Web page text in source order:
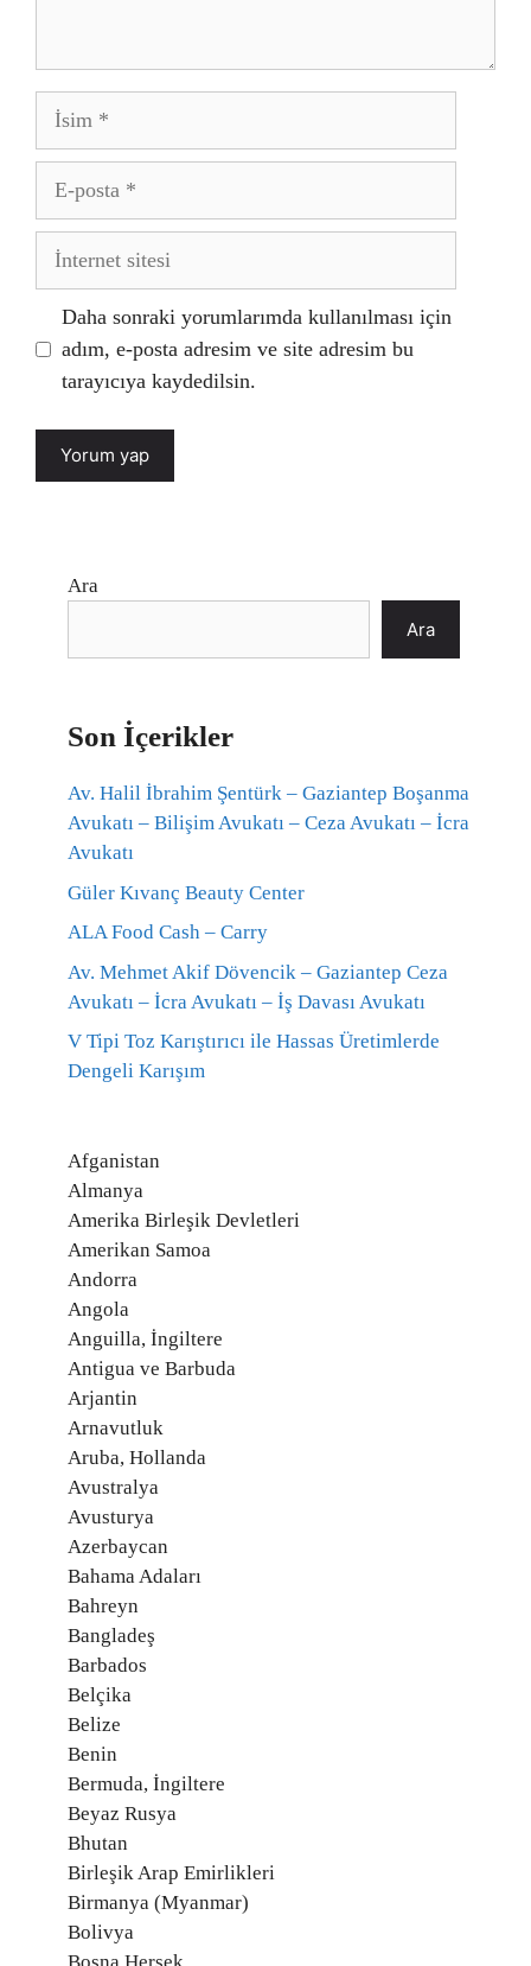
İsim
posta
İnternet
Daha sonraki yorumlarımda kullanılması için
adım, e-posta adresim ve site adresim bu
tarayıcıya kaydedilsin.
Ara
Ara
Son İçerikler
Av. Halil İbrahim Şentürk – Gaziantep Boşanma
Avukatı – Bilişim Avukatı – Ceza Avukatı – İcra
Avukatı
Güler Kıvanç Beauty Center
ALA Food Cash – Carry
Av. Mehmet Akif Dövencik – Gaziantep Ceza
Avukatı – İcra Avukatı – İş Davası Avukatı
V Tipi Toz Karıştırıcı ile Hassas Üretimlerde
Dengeli Karışım
Afganistan
Almanya
Amerika Birleşik Devletleri
Amerikan Samoa
Andorra
Angola
Anguilla, İngiltere
Antigua ve Barbuda
Arjantin
Arnavutluk
Aruba, Hollanda
Avustralya
Avusturya
Azerbaycan
Bahama Adaları
Bahreyn
Bangladeş
Barbados
Belçika
Belize
Benin
Bermuda, İngiltere
Beyaz Rusya
Bhutan
Birleşik Arap Emirlikleri
Birmanya (Myanmar)
Bolivya